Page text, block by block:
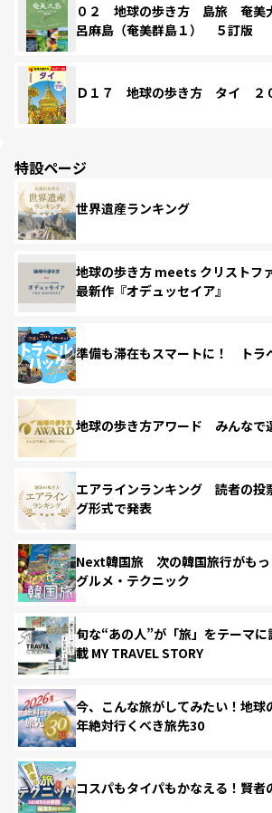
０２ 地球の歩き方 島旅 奄
呂麻島（奄美群島１） ５訂版
Ｄ１７ 地球の歩き方 タイ ２
特設ページ
世界遺産ランキング
地球の歩き方 meets クリストフ
最新作『オデュッセイア』
準備も滞在もスマートに！ トラ
地球の歩き方アワード みんなで
エアラインランキング 読者の投
グ形式で発表
Next韓国旅 次の韓国旅行がもっ
グルメ・テクニック
旬な“あの人”が「旅」をテーマ
載 MY TRAVEL STORY
今、こんな旅がしてみたい！地球
年絶対行くべき旅先30
コスパもタイパもかなえる！賢者